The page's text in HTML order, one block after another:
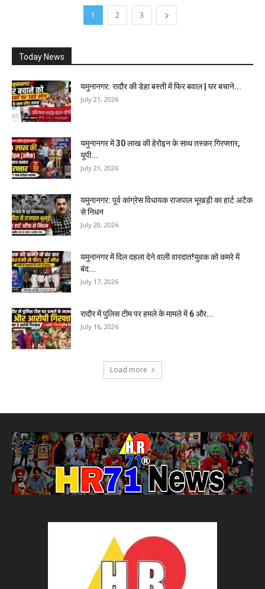
1 2 3
Today News
यमुनानगर: रादौर की डेहा बस्ती में फिर बवाल | घर बचाने...
July 21, 2026
यमुनानगर में 30 लाख की हेरोइन के साथ तस्कर गिरफ्तार,
यूपी...
July 21, 2026
यमुनानगर: पूर्व कांग्रेस विधायक राजपाल भूखड़ी का हार्ट अटैक
से निधन
July 20, 2026
यमुनानगर में दिल दहला देने वाली वारदात!युवक को कमरे में
बंद...
July 17, 2026
रादौर में पुलिस टीम पर हमले के मामले में 6 और...
July 16, 2026
Load more